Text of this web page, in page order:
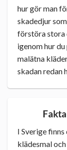
hur gör man
skadedjur
förstöra stora
igenom hur
malätna
skadan redan
I Sverige
klädesmal